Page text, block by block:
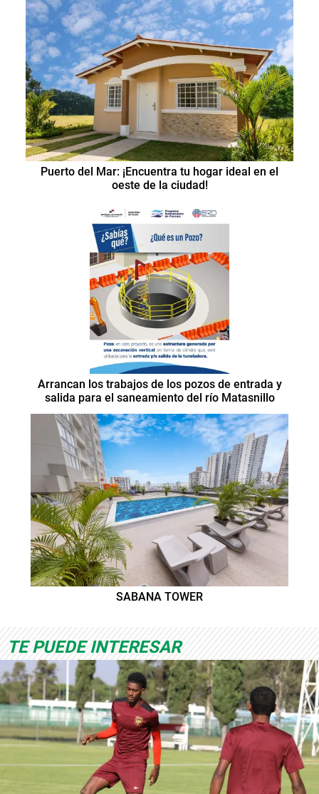
Puerto del Mar: ¡Encuentra tu hogar ideal en el
oeste de la ciudad!
Arrancan los trabajos de los pozos de entrada y
salida para el saneamiento del río Matasnillo
SABANA TOWER
TE PUEDE INTERESAR